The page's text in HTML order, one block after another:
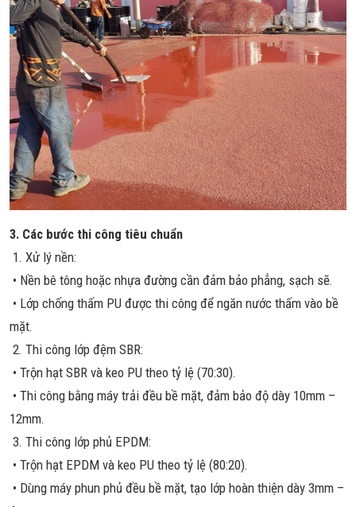
3. Các bước thi công tiêu chuẩn
1. Xử lý nền:
• Nền bê tông hoặc nhựa đường cần đảm bảo phẳng, sạch sẽ.
• Lớp chống thấm PU được thi công để ngăn nước thấm vào bề
mặt.
2. Thi công lớp đệm SBR:
• Trộn hạt SBR và keo PU theo tỷ lệ (70:30).
• Thi công bằng máy trải đều bề mặt, đảm bảo độ dày 10mm –
12mm.
3. Thi công lớp phủ EPDM:
• Trộn hạt EPDM và keo PU theo tỷ lệ (80:20).
• Dùng máy phun phủ đều bề mặt, tạo lớp hoàn thiện dày 3mm –